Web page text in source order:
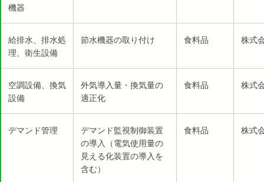
機器
給排水、排水処
理、衛生設備
節水機器の取り付け 食料品 株式
空調設備、換気
設備
外気導入量・換気量の
適正化
食料品 株式
デマンド管理
デマンド監視制御装置
の導入（電気使用量の
見える化装置の導入を
含む）
食料品 株式